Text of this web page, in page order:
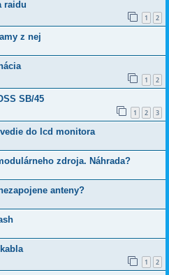
raidu
1 2
z nej
1 2
SB/45
1 2 3
do lcd monitora
zdroja. Náhrada?
anteny?
1 2